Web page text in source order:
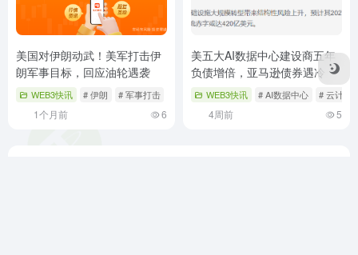
美国对伊朗动武！美军打击伊
朗军事目标，回应油轮遇袭
WEB3快讯 # 伊朗 # 军事打击 # 油轮遇袭
1个月前 6
美五大AI数据中心建设商五年
负债增倍，亚马逊债券遇冷
WEB3快讯 # AI数据中心 # 云计算
4周前 5